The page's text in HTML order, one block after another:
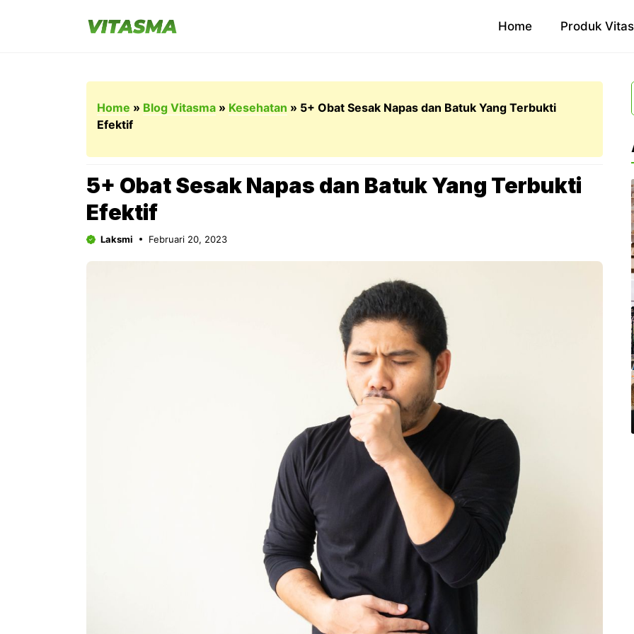
Home Produk
Home » Blog Vitasma » Kesehatan » 5+ Obat Sesak Napas dan Batuk Yang Terbukti
Efektif
5+ Obat Sesak Napas dan Batuk Yang Terbukti
Efektif
Laksmi Februari 20, 2023